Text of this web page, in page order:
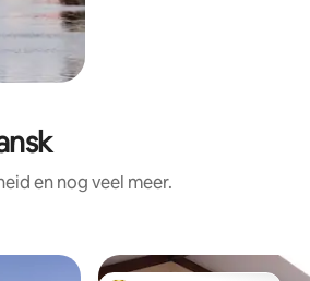
en nog veel meer.